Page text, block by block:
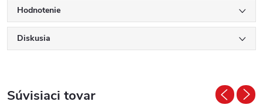
Hodnotenie
Diskusia
Súvisiaci tovar